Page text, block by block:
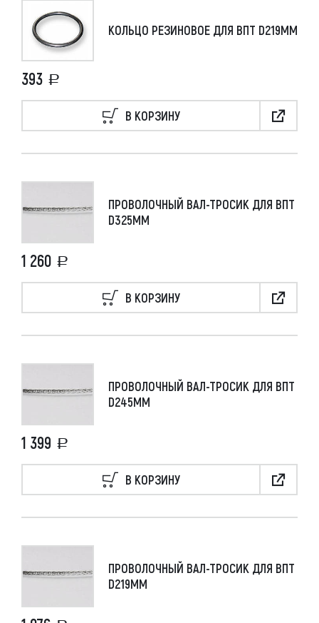
КОЛЬЦО РЕЗИНОВОЕ ДЛЯ ВПТ D219ММ
393
В КОРЗИНУ
ПРОВОЛОЧНЫЙ ВАЛ-ТРОСИК ДЛЯ ВПТ
D325ММ
1 260
В КОРЗИНУ
ПРОВОЛОЧНЫЙ ВАЛ-ТРОСИК ДЛЯ ВПТ
D245ММ
1 399
В КОРЗИНУ
ПРОВОЛОЧНЫЙ ВАЛ-ТРОСИК ДЛЯ ВПТ
D219ММ